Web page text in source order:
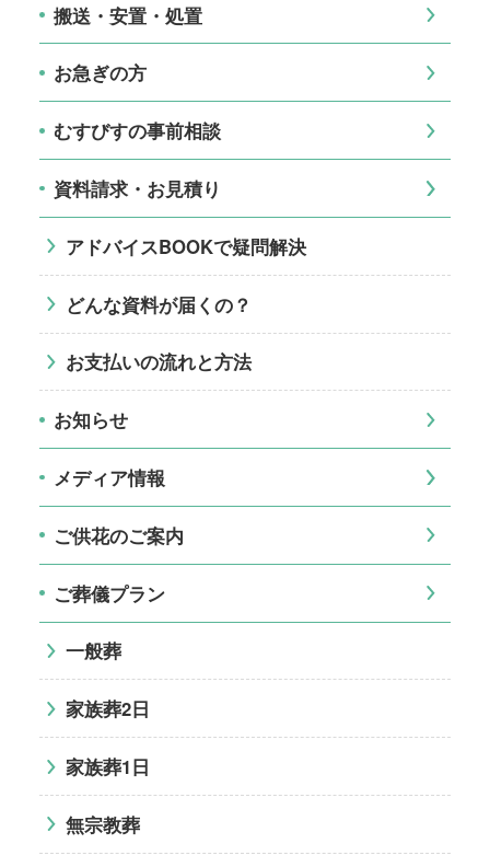
搬送・安置・処置
お急ぎの方
むすびすの事前相談
資料請求・お見積り
アドバイスBOOKで疑問解決
どんな資料が届くの？
お支払いの流れと方法
お知らせ
メディア情報
ご供花のご案内
ご葬儀プラン
一般葬
家族葬2日
家族葬1日
無宗教葬